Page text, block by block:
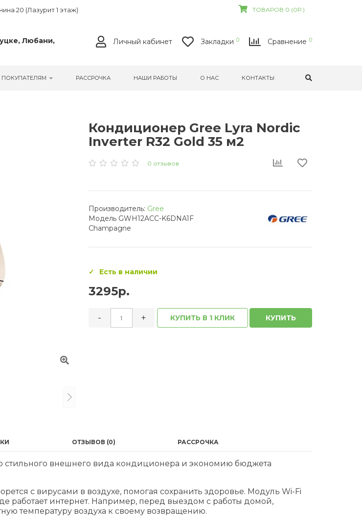
20 (Лазурит 1 этаж) ТОВАРОВ 0 (0Р.)
Любани,
Личный кабинет Закладки 0 Сравнение 0
ПОКУПАТЕЛЯМ РАССРОЧКА НАШИ РАБОТЫ О НАС КОНТАКТЫ
Кондиционер Gree Lyra Nordic
Inverter R32 Gold 35 м2
0 отзывов
Производитель: Gree
Модель GWH12ACC-K6DNA1F
Champagne
Есть в наличии
3295р.
- + КУПИТЬ В 1 КЛИК КУПИТЬ
ОТЗЫВОВ (0) РАССРОЧКА
стильного внешнего вида кондиционера и экономию бюджета
с вирусами в воздухе, помогая сохранить здоровье. Модуль Wi-Fi
работает интернет. Например, перед выездом с работы домой,
температуру воздуха к своему возвращению.